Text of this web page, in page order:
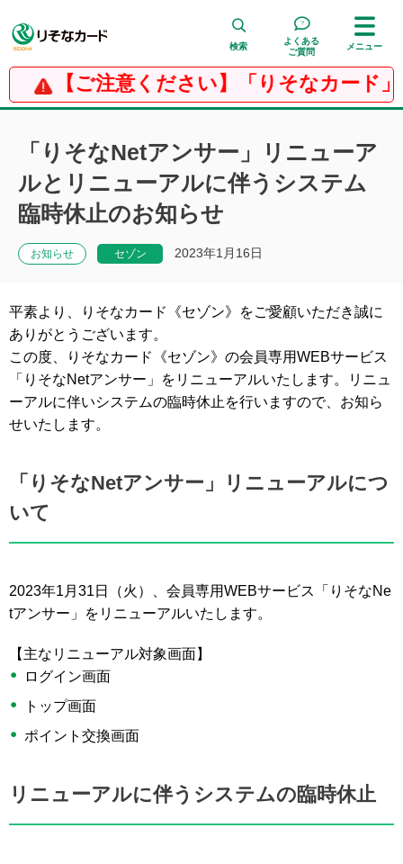
検索
よくある
ご質問
メニュー
検 索
【ご注意ください】「りそなカード」
「りそなNetアンサー」リニューア
ルとリニューアルに伴うシステム
臨時休止のお知らせ
お知らせ セゾン 2023年1月16日
平素より、りそなカード《セゾン》をご愛顧いただき誠に
ありがとうございます。
この度、りそなカード《セゾン》の会員専用WEBサービス
「りそなNetアンサー」をリニューアルいたします。リニュ
ーアルに伴いシステムの臨時休止を行いますので、お知ら
せいたします。
「りそなNetアンサー」リニューアルにつ
いて
2023年1月31日（火）、会員専用WEBサービス「りそなNe
tアンサー」をリニューアルいたします。
【主なリニューアル対象画面】
ログイン画面
トップ画面
ポイント交換画面
リニューアルに伴うシステムの臨時休止